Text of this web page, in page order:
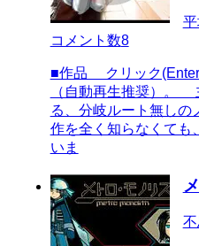
コメント数8
■作品 クリック(Enter
（自動再生推奨）。
る、分岐ルート無し
作を全く知らなくても
いま